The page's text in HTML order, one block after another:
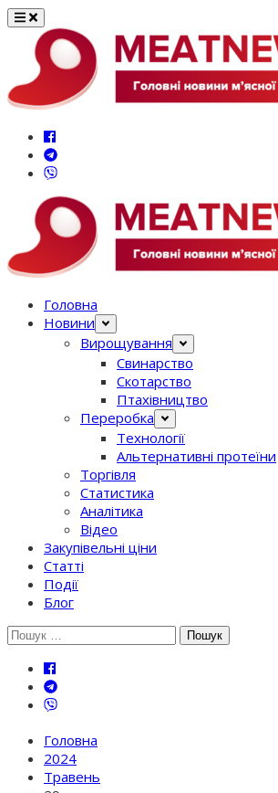
Перейти
вмісту
Головна
Новини
Вирощування
Свинарство
Скотарство
Птахівництво
Переробка
Технології
Альтернативні протеїни
Торгівля
Статистика
Аналітика
Відео
Закупівельні ціни
Статті
Події
Блог
Шукати:
Головна
2024
Травень